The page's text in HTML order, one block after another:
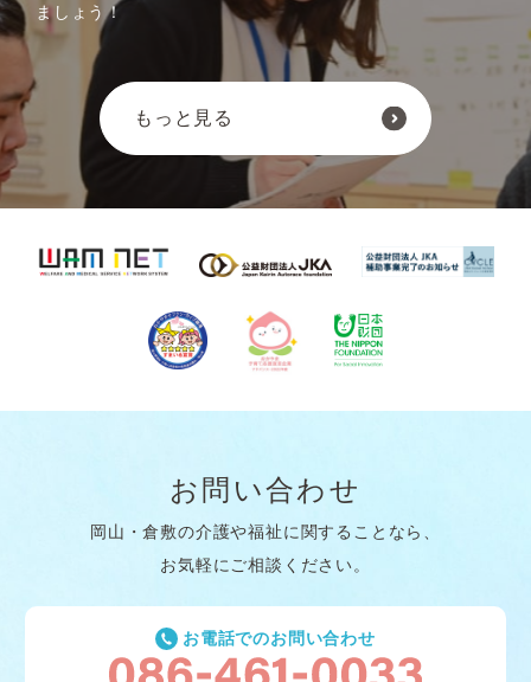
ましょう！
もっと見る
お問い合わせ
岡山・倉敷の介護や福祉に関することなら、
お気軽にご相談ください。
お電話でのお問い合わせ